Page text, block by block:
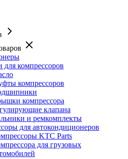
для компрессоров
компрессоров
компрессора
клапана
и ремкомплекты
для автокондиционеров
KTC Parts
для грузовых